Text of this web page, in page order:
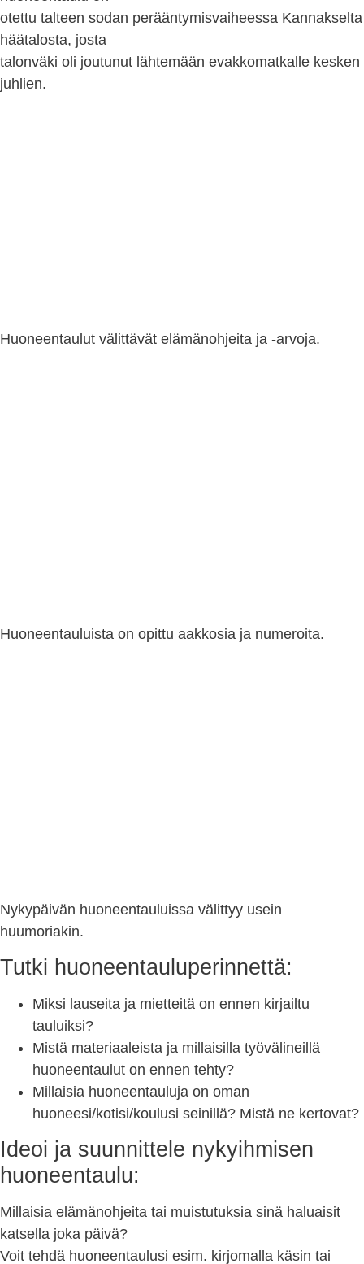
otettu talteen sodan perääntymisvaiheessa Kannakselta
häätalosta, josta
talonväki oli joutunut lähtemään evakkomatkalle kesken
juhlien.
Huoneentaulut välittävät elämänohjeita ja -arvoja.
Huoneentauluista on opittu aakkosia ja numeroita.
Nykypäivän huoneentauluissa välittyy usein
huumoriakin.
Tutki huoneentauluperinnettä:
Miksi lauseita ja mietteitä on ennen kirjailtu
tauluiksi?
Mistä materiaaleista ja millaisilla työvälineillä
huoneentaulut on ennen tehty?
Millaisia huoneentauluja on oman
huoneesi/kotisi/koulusi seinillä? Mistä ne kertovat?
Ideoi ja suunnittele nykyihmisen
huoneentaulu:
Millaisia elämänohjeita tai muistutuksia sinä haluaisit
katsella joka päivä?
Voit tehdä huoneentaulusi esim. kirjomalla käsin tai